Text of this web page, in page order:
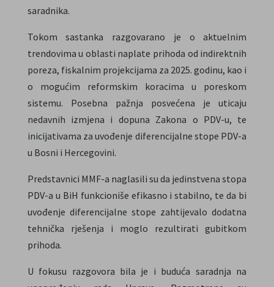
saradnika.
Tokom sastanka razgovarano je o aktuelnim
trendovima u oblasti naplate prihoda od indirektnih
poreza, fiskalnim projekcijama za 2025. godinu, kao i
o mogućim reformskim koracima u poreskom
sistemu. Posebna pažnja posvećena je uticaju
nedavnih izmjena i dopuna Zakona o PDV-u, te
inicijativama za uvođenje diferencijalne stope PDV-a
u Bosni i Hercegovini.
Predstavnici MMF-a naglasili su da jedinstvena stopa
PDV-a u BiH funkcioniše efikasno i stabilno, te da bi
uvođenje diferencijalne stope zahtijevalo dodatna
tehnička rješenja i moglo rezultirati gubitkom
prihoda.
U fokusu razgovora bila je i buduća saradnja na